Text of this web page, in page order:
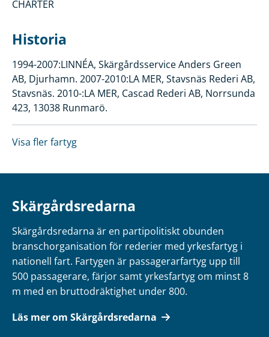
CHARTER
Historia
1994-2007:LINNÉA, Skärgårdsservice Anders Green
AB, Djurhamn. 2007-2010:LA MER, Stavsnäs Rederi AB,
Stavsnäs. 2010-:LA MER, Cascad Rederi AB, Norrsunda
423, 13038 Runmarö.
Visa fler fartyg
Skärgårdsredarna
Skärgårdsredarna är en partipolitiskt obunden
branschorganisation för rederier med yrkesfartyg i
nationell fart. Fartygen är passagerarfartyg upp till
500 passagerare, färjor samt yrkesfartyg om minst 8
m med en bruttodräktighet under 800.
Läs mer om Skärgårdsredarna